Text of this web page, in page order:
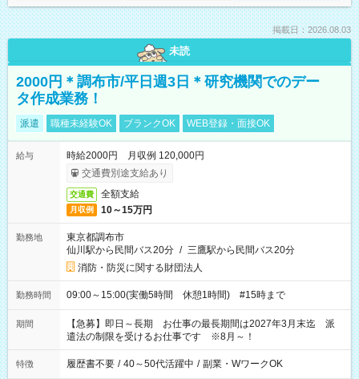
掲載日：2026.08.03
未読
2000円＊調布市/平日週3日＊研究機関でのデー
タ作成業務！
派遣 職種未経験OK ブランクOK WEB登録・面接OK
給与
時給2000円 月収例 120,000円
交通費別途支給あり
交通費 全額支給
月収例 10～15万円
勤務地
東京都調布市
仙川駅から民間バス20分 / 三鷹駅から民間バス20分
消防・防災に関する財団法人
勤務時間 09:00～15:00(実働5時間 休憩1時間) #15時まで
期間
【急募】即日～長期 お仕事の最長期間は2027年3月末迄 派
遣法の制限を受けるお仕事です ※8月～！
特徴 履歴書不要 / 40～50代活躍中 / 副業・WワークOK